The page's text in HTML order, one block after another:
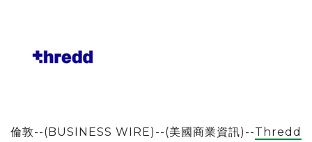
倫敦--(BUSINESS WIRE)--(美國商業資訊)--Thredd